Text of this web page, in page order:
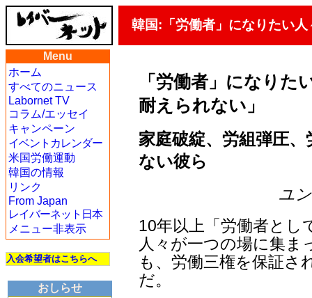
韓国:「労働者」になりたい人
Menu
ホーム
すべてのニュース
Labornet TV
コラム/エッセイ
キャンペーン
イベントカレンダー
米国労働運動
韓国の情報
リンク
From Japan
レイバーネット日本
メニュー非表示
入会希望者はこちらへ
おしらせ
「労働者」になりた
耐えられない」
家庭破綻、労組弾圧
ない彼ら
ユ
10年以上「労働者と
人々が一つの場に集ま
も、労働三権を保証さ
だ。